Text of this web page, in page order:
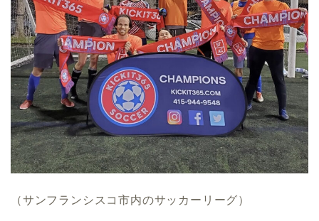
（サンフランシスコ市内のサッカーリーグ）